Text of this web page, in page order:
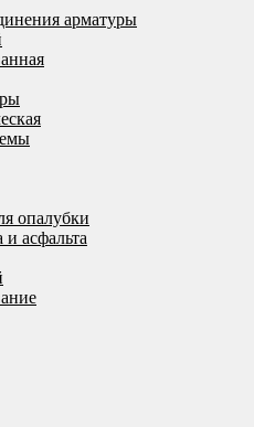
арматуры
опалубки
асфальта